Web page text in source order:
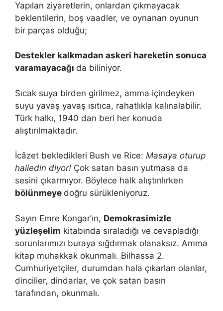
Yapılan ziyaretlerin, onlardan çıkmayacak
beklentilerin, boş vaadler, ve oynanan oyunun
bir parças olduğu;
Destekler kalkmadan askeri hareketin sonuca
varamayacağı da biliniyor.
Sıcak suya birden girilmez, amma içindeyken
suyu yavaş yavaş ısıtıca, rahatlıkla kalınalabilir.
Türk halkı, 1940 dan beri her konuda
alıştırılmaktadır.
İcâzet bekledikleri Bush ve Rice: Masaya oturup
halledin diyor! Çok satan basın yutmasa da
sesini çıkarmıyor. Böylece halk alıştırılırken
bölünmeye doğru sürükleniyoruz.
Sayın Emre Kongar’ın, Demokrasimizle
yüzleşelim kitabında sıraladığı ve cevapladığı
sorunlarımızı buraya sığdırmak olanaksız. Amma
kitap muhakkak okunmalı. Bilhassa 2.
Cumhuriyetçiler, durumdan hala çıkarları olanlar,
dincilier, dindarlar, ve çok satan basın
tarafından, okunmalı.